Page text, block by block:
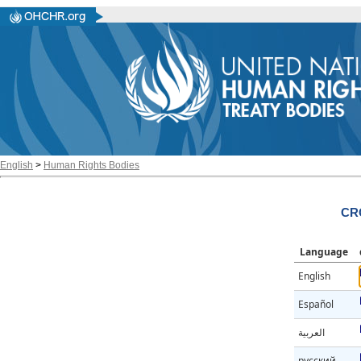
English > Human Rights Bodies
Language
English
Español
العربية